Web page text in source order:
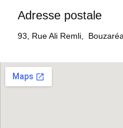
Adresse postale
93, Rue Ali Remli,